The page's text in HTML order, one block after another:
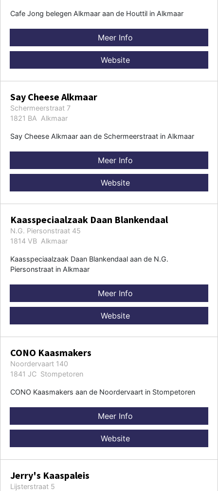
Cafe Jong belegen Alkmaar aan de Houttil in Alkmaar
Meer Info
Website
Say Cheese Alkmaar
Schermeerstraat 7
1821 BA Alkmaar
Say Cheese Alkmaar aan de Schermeerstraat in Alkmaar
Meer Info
Website
Kaasspeciaalzaak Daan Blankendaal
N.G. Piersonstraat 45
1814 VB Alkmaar
Kaasspeciaalzaak Daan Blankendaal aan de N.G.
Piersonstraat in Alkmaar
Meer Info
Website
CONO Kaasmakers
Noordervaart 140
1841 JC Stompetoren
CONO Kaasmakers aan de Noordervaart in Stompetoren
Meer Info
Website
Jerry's Kaaspaleis
Lijsterstraat 5